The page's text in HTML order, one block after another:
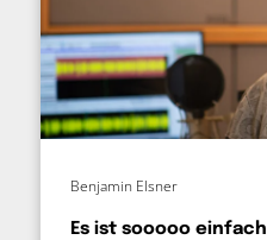
Es ist sooooo einfach
Benjamin Elsner